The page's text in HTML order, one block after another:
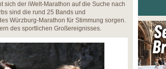
sich der iWelt-Marathon auf die Suche nach
sind die rund 25 Bands und
Würzburg-Marathon für Stimmung sorgen.
des sportlichen Großereignisses.